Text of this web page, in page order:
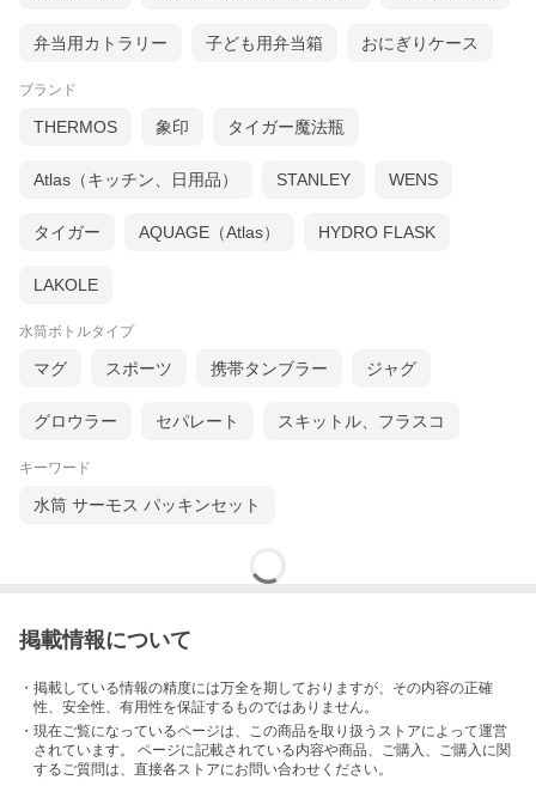
弁当用カトラリー 子ども用弁当箱 おにぎりケース
ブランド
THERMOS 象印 タイガー魔法瓶
Atlas（キッチン、日用品） STANLEY WENS
タイガー AQUAGE（Atlas） HYDRO FLASK
LAKOLE
水筒ボトルタイプ
マグ スポーツ 携帯タンブラー ジャグ
グロウラー セパレート スキットル、フラスコ
キーワード
水筒 サーモス パッキンセット
掲載情報について
・掲載している情報の精度には万全を期しておりますが、その内容の正確
性、安全性、有用性を保証するものではありません。
・現在ご覧になっているページは、この商品を取り扱うストアによって運営
されています。 ページに記載されている内容や商品、ご購入 、ご購入に関
するご質問は、直接各ストアにお問い合わせください。